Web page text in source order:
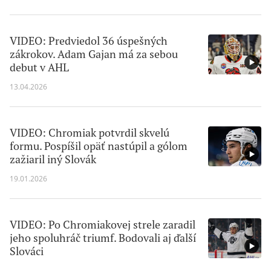
VIDEO: Predviedol 36 úspešných
zákrokov. Adam Gajan má za sebou
debut v AHL
13.04.2026
VIDEO: Chromiak potvrdil skvelú
formu. Pospíšil opäť nastúpil a gólom
zažiaril iný Slovák
19.01.2026
VIDEO: Po Chromiakovej strele zaradil
jeho spoluhráč triumf. Bodovali aj ďalší
Slováci